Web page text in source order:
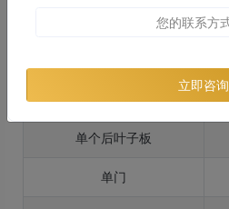
车顶
单个后叶子板
单门
立即咨询